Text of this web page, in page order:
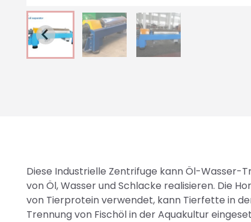
Diese Industrielle Zentrifuge kann Öl-Wasser-
von Öl, Wasser und Schlacke realisieren. Die
von Tierprotein verwendet, kann Tierfette in
Trennung von Fischöl in der Aquakultur